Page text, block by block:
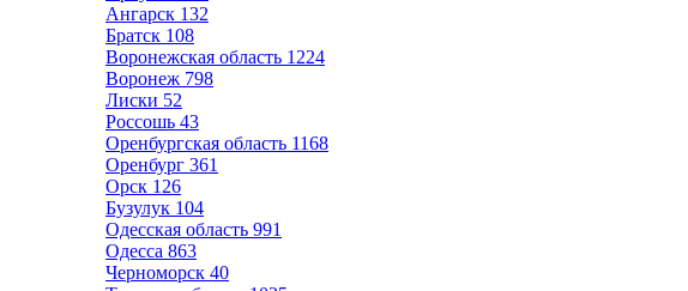
Ангарск 132
Братск 108
Воронежская область 1224
Воронеж 798
Лиски 52
Россошь 43
Оренбургская область 1168
Оренбург 361
Орск 126
Бузулук 104
Одесская область 991
Одесса 863
Черноморск 40